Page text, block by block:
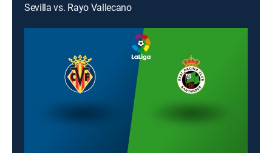
Sevilla vs. Rayo Vallecano